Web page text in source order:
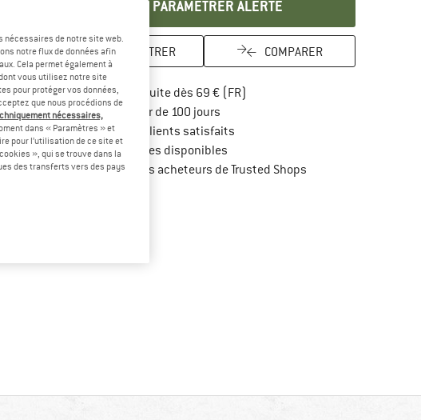
PARAMÉTRER ALERTE
ENREGISTRER COMPARER
Livraison gratuite dès 69 € (FR)
Droit de retour de 100 joursTrouve les informations de
> 4 000 000 clients satisfaits
Tous les articles disponibles
Protection des acheteurs de Trusted ShopsTrouve toutes les
de notre site web.
notre flux de données afin
Cela permet également à
vous utilisez notre site
pour protéger vos données,
que nous procédions de
nécessaires,
dans « Paramètres » et
pour l’utilisation de ce site et
», qui se trouve dans la
des transferts vers des pays